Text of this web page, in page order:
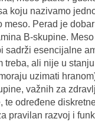
koju nazivamo
meso. Perad je
B-skupine.
sadrži esencijalne
treba, ali nije u
uzimati
važnih za
te određene
pravilan razvoj i